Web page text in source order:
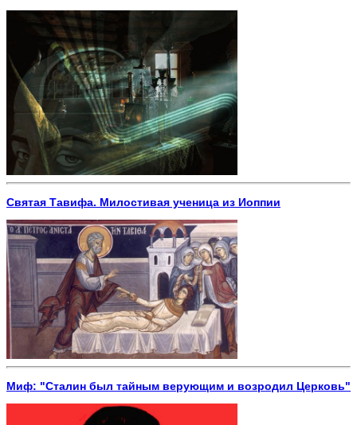
Святая Тавифа. Милостивая ученица из Иоппии
Миф: "Сталин был тайным верующим и возродил Церковь"